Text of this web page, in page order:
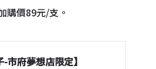
購價89元/支。
-市府夢想店限定】